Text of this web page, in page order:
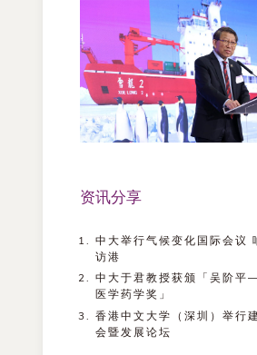
资讯分享
中大举行气候变化国际会议
访港
中大于君教授获颁「吴阶平
医学药学奖」
香港中文大学（深圳）举行
会暨发展论坛